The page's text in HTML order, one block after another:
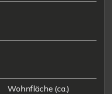
Wohnfläche (ca.)